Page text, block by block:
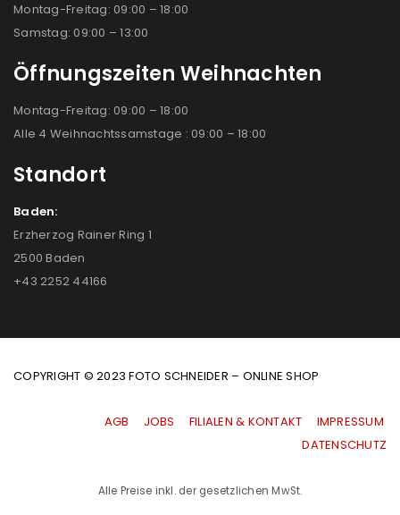
Montag-Freitag: 09:00 – 18:00
Samstag: 09:00 – 13:00
Öffnungszeiten Weihnachten
Montag-Freitag: 09:00 – 18:00
Alle 4 Weihnachtssamstage : 09:00 – 18:00
Standort
Baden:
Erzherzog Rainer Ring 1
2500 Baden
+43 2252 44166
COPYRIGHT © 2023 FOTO SCHNEIDER – ONLINE SHOP
AGB JOBS FILIALEN & KONTAKT
IMPRESSUM
|DATENSCHUTZ
Alle Preise inkl. der gesetzlichen MwSt.